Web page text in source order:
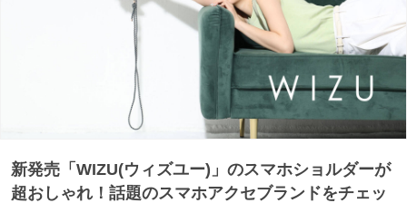
新発売「WIZU(ウィズユー)」のスマホショルダーが
超おしゃれ！話題のスマホアクセブランドをチェッ